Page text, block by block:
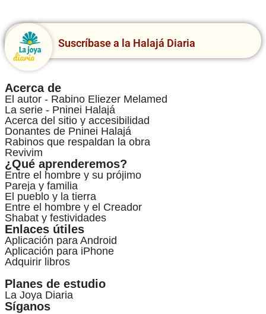
Suscríbase a la Halajá Diaria
Acerca de
El autor - Rabino Eliezer Melamed
La serie - Pninei Halajá
Acerca del sitio y accesibilidad
Donantes de Pninei Halajá
Rabinos que respaldan la obra
Revivim
¿Qué aprenderemos?
Entre el hombre y su prójimo
Pareja y familia
El pueblo y la tierra
Entre el hombre y el Creador
Shabat y festividades
Enlaces útiles
Aplicación para Android
Aplicación para iPhone
Adquirir libros
Planes de estudio
La Joya Diaria
Síganos